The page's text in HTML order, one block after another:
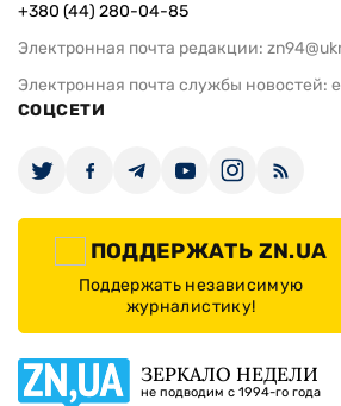
+380 (44) 280-04-85
Электронная почта редакции:
Электронная почта службы новостей:
СОЦСЕТИ
ПОДДЕРЖАТЬ ZN.UA
Поддержать независимую
журналистику!
ЗЕРКАЛО НЕДЕЛИ
не подводим с 1994-го года